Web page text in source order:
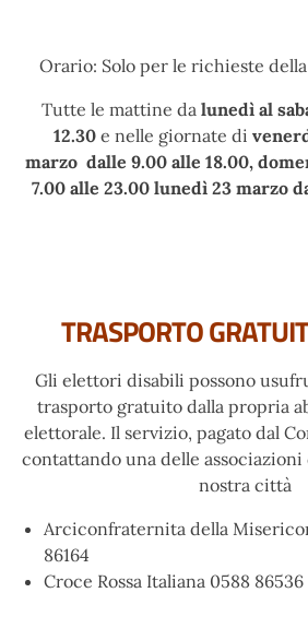
Orario: Solo per le richieste
Tutte le mattine dalunedì al
12.30 e nelle giornate di
marzo dalle 9.00 alle 18.00,
7.00 alle 23.00 lunedì 23 marzo
TRASPORTO
Gli elettori disabili possono
trasporto gratuito dalla propria
elettorale. Il servizio, pagato dal
contattando una delle
nostra città
Arciconfraternita della
86164
Croce Rossa Italiana 0588 86536